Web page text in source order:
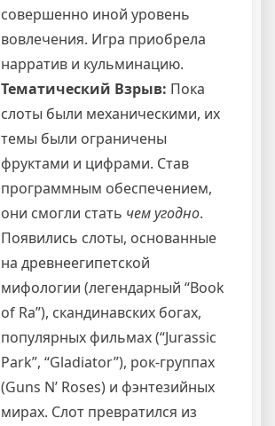
совершенно иной уровень
вовлечения. Игра приобрела
нарратив и кульминацию.
Тематический Взрыв: Пока
слоты были механическими, их
темы были ограничены
фруктами и цифрами. Став
программным обеспечением,
они смогли стать чем угодно.
Появились слоты, основанные
на древнеегипетской
мифологии (легендарный “Book
of Ra”), скандинавских богах,
популярных фильмах (“Jurassic
Park”, “Gladiator”), рок-группах
(Guns N’ Roses) и фэнтезийных
мирах. Слот превратился из